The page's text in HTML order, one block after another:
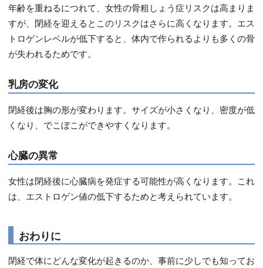
年齢を重ねるにつれて、女性の骨粗しょう症リスクは高まりま
すが、閉経を迎えるとこのリスクはさらに高くなります。エス
トロゲンレベルが低下すると、体内で作られるよりも多くの骨
が失われるためです。
乳房の変化
閉経後は胸の形が変わります。サイズが小さくなり、密度が低
くなり、でこぼこができやすくなります。
心臓の異常
女性は閉経後に心臓病を発症する可能性が高くなります。これ
は、エストロゲン値の低下するためと考えられています。
おわりに
閉経で体にどんな変化が起きるのか、事前に少しでも知ってお